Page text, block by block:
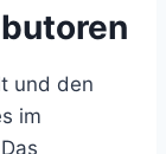
und den
im